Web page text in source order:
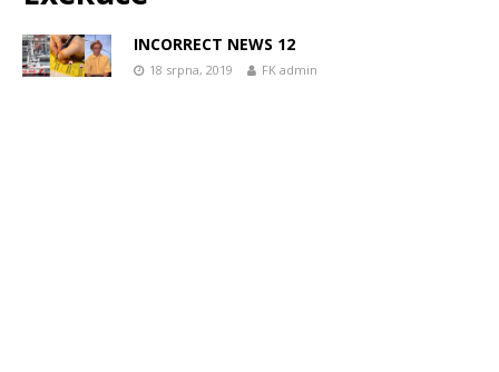
INCORRECT NEWS 12
18 srpna, 2019 FK admin